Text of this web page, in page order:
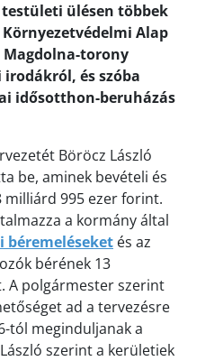
ülésen többek
Alap
torony
és szóba
idősotthon-beruházás
Böröcz László
be, aminek bevételi és
milliárd 995 ezer forint.
a kormány által
béremeléseket és az
bérének 13
A polgármester szerint
ad a tervezésre
tól meginduljanak a
szerint a kerületiek